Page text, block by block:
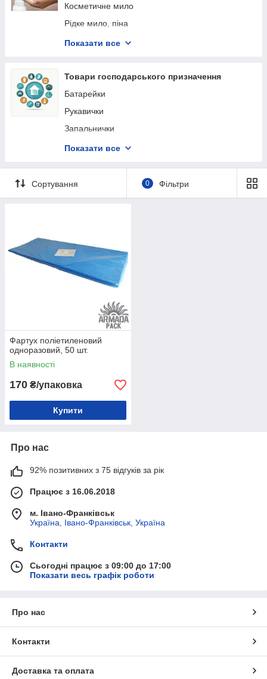
Рідке мило господарське
Косметичне мило
Рідке мило, піна
Ватні диски і палички
Показати все
Товари господарського призначення
Батарейки
Рукавички
Запальнички
Клей. Супер клей. Клей універсальний
Світлодіодні лампочки.
Показати все
Сортування 0 Фільтри
Фартух поліетиленовий
одноразовий, 50 шт.
В наявності
170 ₴/упаковка
Купити
Про нас
92% позитивних з 75 відгуків за рік
Працює з 16.06.2018
м. Івано-Франківськ
Україна, Івано-Франківськ, Україна
Контакти
Сьогодні працює з 09:00 до 17:00
Показати весь графік роботи
Про нас
Контакти
Доставка та оплата